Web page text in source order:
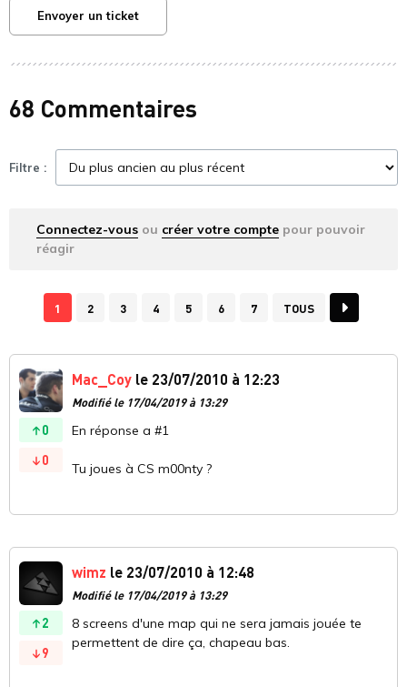
Envoyer un ticket
68 Commentaires
Filtre :
Connectez-vous ou créer votre compte pour pouvoir
réagir
1 2 3 4 5 6 7 TOUS
0
0
Mac_Coy le 23/07/2010 à 12:23
Modifié le 17/04/2019 à 13:29
En réponse a #1
Tu joues à CS m00nty ?
2
9
wimz le 23/07/2010 à 12:48
Modifié le 17/04/2019 à 13:29
8 screens d'une map qui ne sera jamais jouée te
permettent de dire ça, chapeau bas.